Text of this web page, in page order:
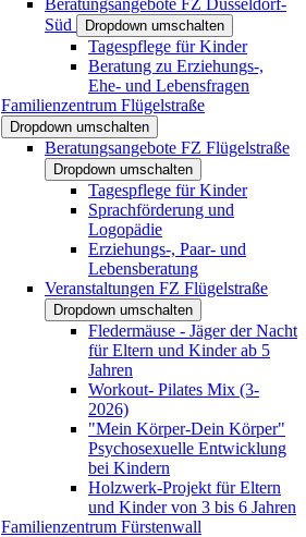
Süd
Dropdown umschalten
Tagespflege für Kinder
Beratung zu Erziehungs-,
Ehe- und Lebensfragen
Familienzentrum Flügelstraße
Dropdown umschalten
Beratungsangebote FZ Flügelstraße
Dropdown umschalten
Tagespflege für Kinder
Sprachförderung und
Logopädie
Erziehungs-, Paar- und
Lebensberatung
Veranstaltungen FZ Flügelstraße
Dropdown umschalten
Fledermäuse - Jäger der Nacht
für Eltern und Kinder ab 5
Jahren
Workout- Pilates Mix (3-
2026)
"Mein Körper-Dein Körper"
Psychosexuelle Entwicklung
bei Kindern
Holzwerk-Projekt für Eltern
und Kinder von 3 bis 6 Jahren
Familienzentrum Fürstenwall